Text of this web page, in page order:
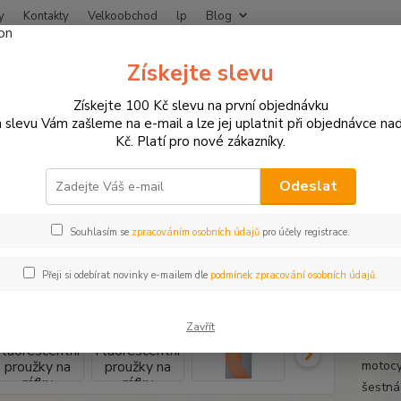
Kontakty Velkoobchod lp Blog
Hledat
Motodoplňky a příslušenství Proužky na ráfky Fluorescentní proužky
proužky na ráfky
a velikosti ráfku
Získejte slevu
Získejte 100 Kč slevu na první objednávku
slevu Vám zašleme na e-mail a lze jej uplatnit při objednávce
Kč. Platí pro nové zákazníky.
Odeslat
Souhlasím se zpracováním osobních údajů pro účely registrace.
Přeji si odebírat novinky e-mailem dle podmínek zpracování osobních údajů.
Zavřít